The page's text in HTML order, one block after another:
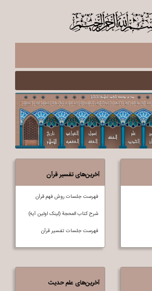
آخرین‌های تفسیر قرآن
فهرست جلسات روش فهم قرآن
شرح کتاب المحجة (لینک اولین آیه)
فهرست جلسات تفسير قرآن
آخرین‌های علم حدیث